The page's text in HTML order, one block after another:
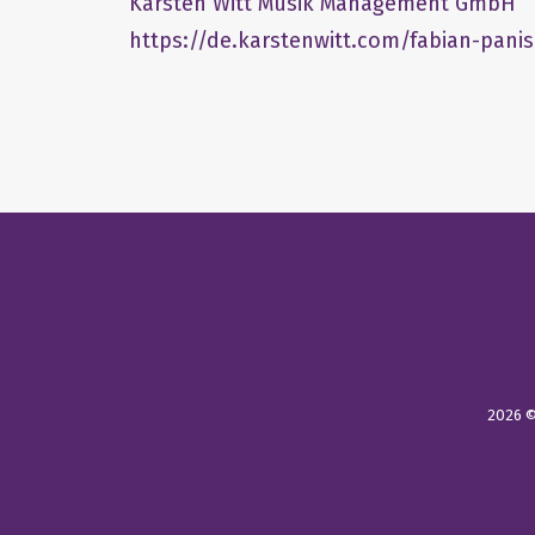
https://de.karstenwitt.com/fabian-
2026